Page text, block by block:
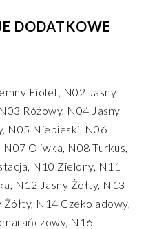
DODATKOWE
Fiolet, N02 Jasny
Różowy, N04 Jasny
N05 Niebieski, N06
N07 Oliwka, N08 Turkus,
N10 Zielony, N11
N12 Jasny Żółty, N13
Żółty, N14 Czekoladowy,
N16